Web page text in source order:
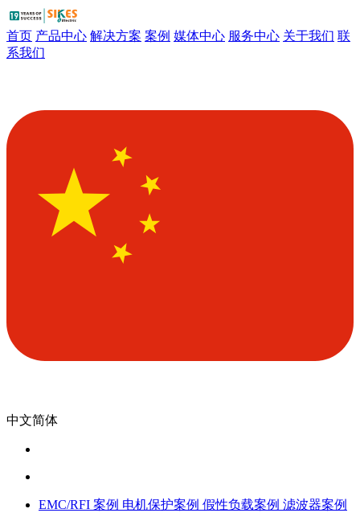
首页 产品中心 解决方案 案例 媒体中心 服务中心 关于我们 联
系我们
中文简体
EMC/RFI 案例 电机保护案例 假性负载案例 滤波器案例